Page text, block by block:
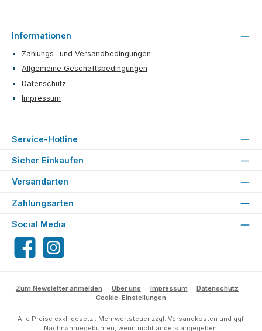
Informationen
Zahlungs- und Versandbedingungen
Allgemeine Geschäftsbedingungen
Datenschutz
Impressum
Service-Hotline
Sicher Einkaufen
Versandarten
Zahlungsarten
Social Media
FacebookInstagram
Zum Newsletter anmelden Über uns Impressum
Datenschutz
Cookie-Einstellungen
Alle Preise exkl. gesetzl. Mehrwertsteuer zzgl. Versandkosten und ggf.
Nachnahmegebühren, wenn nicht anders angegeben.